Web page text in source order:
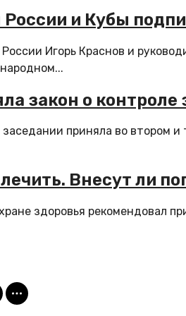
и Кубы
Игорь Краснов и
закон о
приняла во втором
Внесут ли
здоровья рекомендовал